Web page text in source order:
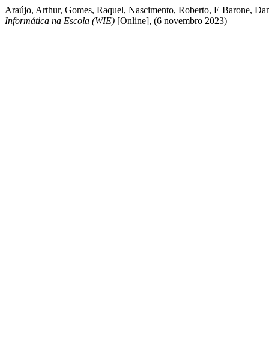
Araújo, Arthur, Gomes, Raquel, Nascimento, Roberto, E Barone,
Informática na Escola (WIE) [Online], (6 novembro 2023)